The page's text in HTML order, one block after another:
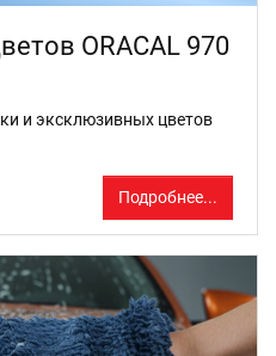
ORACAL 970
и эксклюзивных цветов
Подробнее...